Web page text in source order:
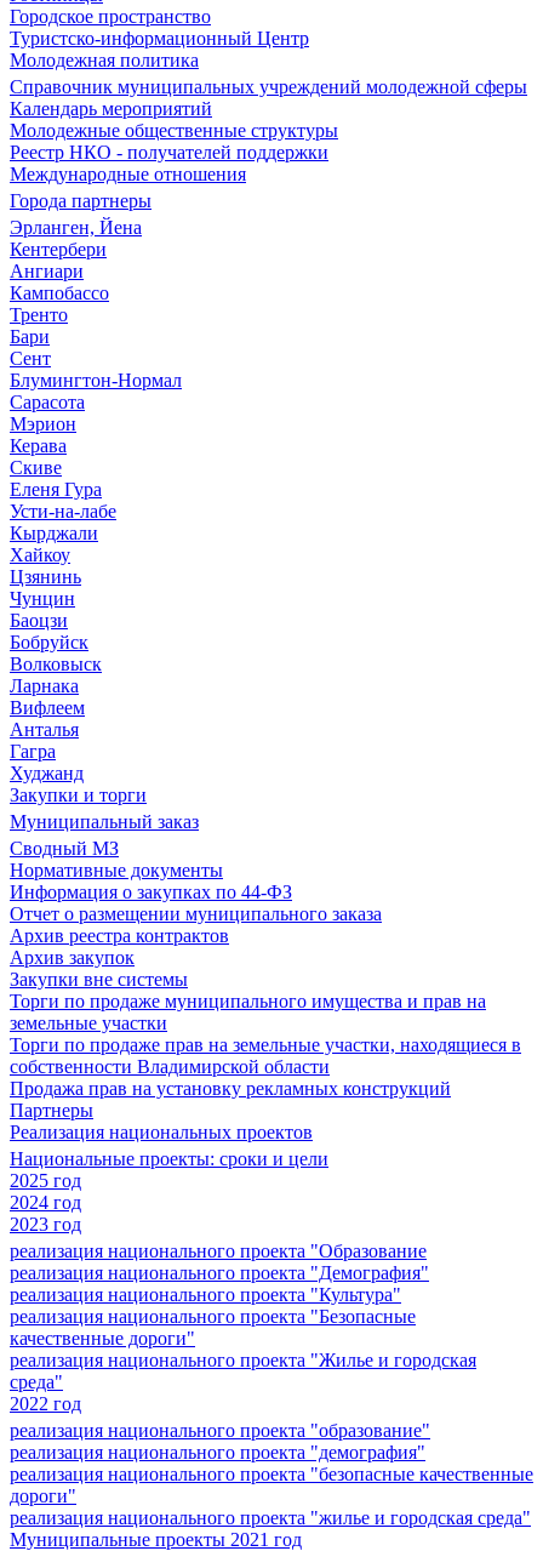
Городское пространство
Туристско-информационный Центр
Молодежная политика
Справочник муниципальных учреждений молодежной сферы
Календарь мероприятий
Молодежные общественные структуры
Реестр НКО - получателей поддержки
Международные отношения
Города партнеры
Эрланген, Йена
Кентербери
Ангиари
Кампобассо
Тренто
Бари
Сент
Блумингтон-Нормал
Сарасота
Мэрион
Керава
Скиве
Еленя Гура
Усти-на-лабе
Кырджали
Хайкоу
Цзянинь
Чунцин
Баоцзи
Бобруйск
Волковыск
Ларнака
Вифлеем
Анталья
Гагра
Худжанд
Закупки и торги
Муниципальный заказ
Сводный МЗ
Нормативные документы
Информация о закупках по 44-ФЗ
Отчет о размещении муниципального заказа
Архив реестра контрактов
Архив закупок
Закупки вне системы
Торги по продаже муниципального имущества и прав на
земельные участки
Торги по продаже прав на земельные участки, находящиеся в
собственности Владимирской области
Продажа прав на установку рекламных конструкций
Партнеры
Реализация национальных проектов
Национальные проекты: сроки и цели
2025 год
2024 год
2023 год
реализация национального проекта "Образование
реализация национального проекта "Демография"
реализация национального проекта "Культура"
реализация национального проекта "Безопасные
качественные дороги"
реализация национального проекта "Жилье и городская
среда"
2022 год
реализация национального проекта "образование"
реализация национального проекта "демография"
реализация национального проекта "безопасные качественные
дороги"
реализация национального проекта "жилье и городская среда"
Муниципальные проекты 2021 год